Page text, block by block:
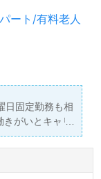
ート/有料老人
日固定勤務も相
がいとキャリ
や育児と両立
学も随時受付